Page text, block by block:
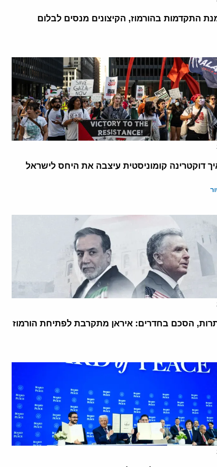
התקדמות בהורמוז, הקיצונים מנסים לבלום
דוקטרינה קומוניסטית עיצבה את היחס לישראל
הסכם בחדרים: איראן מתקרבת לפתיחת הורמוז